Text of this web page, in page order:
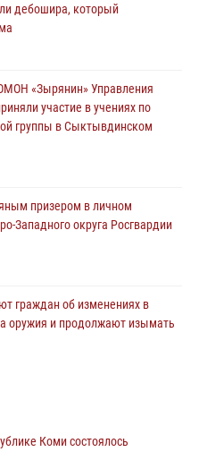
дебошира, который
«Зырянин» Управления
участие в учениях по
группы в Сыктывдинском
призером в личном
Западного округа Росгвардии
граждан об изменениях в
оружия и продолжают изымать
Коми состоялось